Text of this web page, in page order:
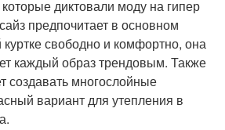
диктовали моду на гипер
предпочитает в основном
свободно и комфортно, она
каждый образ трендовым. Также
создавать многослойные
вариант для утепления в